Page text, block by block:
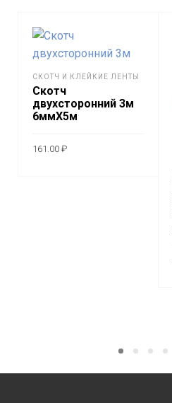
СКОТЧ И КЛЕЙКИЕ ЛЕНТЫ
Скотч
двухсторонний 3м
6ммХ5м
161.00 ₽